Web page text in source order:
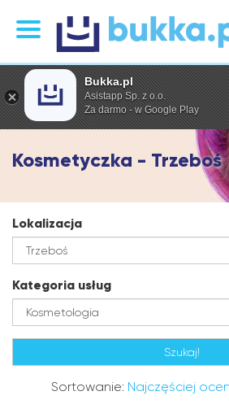
Kosmetyczka - Trzeboś
Lokalizacja
Kategoria usług
Sortowanie: Najczęściej
Bukka.pl
Asistapp Sp. z o.o.
Za darmo - w Google Play